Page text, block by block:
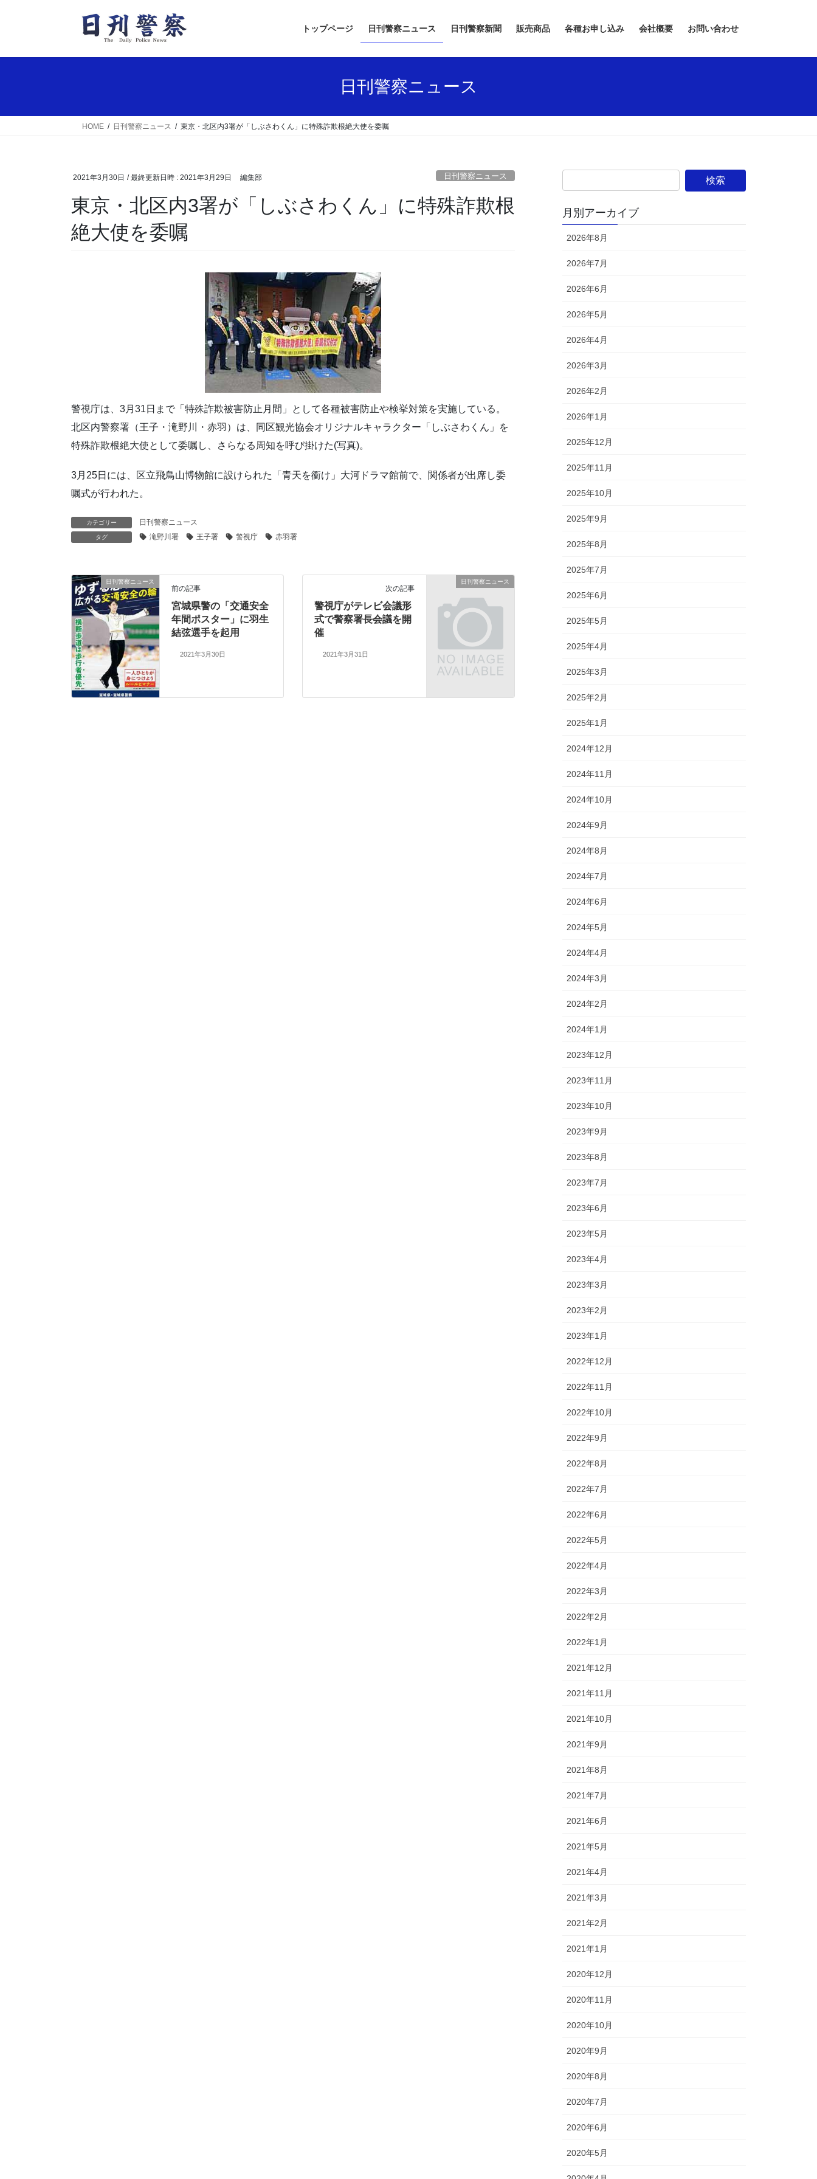
トップページ 日刊警察ニュース 日刊警察新聞 販売商品 各種お申し込み 会社概要 お問い合わせ
日刊警察ニュース
HOME 日刊警察ニュース 東京・北区内3署が「しぶさわくん」に特殊詐欺根絶大使を委嘱
2021年3月30日 / 最終更新日時 : 2021年3月29日 編集部 日刊警察ニュース
東京・北区内3署が「しぶさわくん」に特殊詐欺根
絶大使を委嘱
警視庁は、3月31日まで「特殊詐欺被害防止月間」として各種被害防止や検挙対策を実施している。
北区内警察署（王子・滝野川・赤羽）は、同区観光協会オリジナルキャラクター「しぶさわくん」を
特殊詐欺根絶大使として委嘱し、さらなる周知を呼び掛けた(写真)。
3月25日には、区立飛鳥山博物館に設けられた「青天を衝け」大河ドラマ館前で、関係者が出席し委
嘱式が行われた。
カテゴリー 日刊警察ニュース
タグ 滝野川署 王子署 警視庁 赤羽署
日刊警察ニュース
前の記事
宮城県警の「交通安全
年間ポスター」に羽生
結弦選手を起用
2021年3月30日
日刊警察ニュース
次の記事
警視庁がテレビ会議形
式で警察署長会議を開
催
2021年3月31日
月別アーカイブ
2026年8月
2026年7月
2026年6月
2026年5月
2026年4月
2026年3月
2026年2月
2026年1月
2025年12月
2025年11月
2025年10月
2025年9月
2025年8月
2025年7月
2025年6月
2025年5月
2025年4月
2025年3月
2025年2月
2025年1月
2024年12月
2024年11月
2024年10月
2024年9月
2024年8月
2024年7月
2024年6月
2024年5月
2024年4月
2024年3月
2024年2月
2024年1月
2023年12月
2023年11月
2023年10月
2023年9月
2023年8月
2023年7月
2023年6月
2023年5月
2023年4月
2023年3月
2023年2月
2023年1月
2022年12月
2022年11月
2022年10月
2022年9月
2022年8月
2022年7月
2022年6月
2022年5月
2022年4月
2022年3月
2022年2月
2022年1月
2021年12月
2021年11月
2021年10月
2021年9月
2021年8月
2021年7月
2021年6月
2021年5月
2021年4月
2021年3月
2021年2月
2021年1月
2020年12月
2020年11月
2020年10月
2020年9月
2020年8月
2020年7月
2020年6月
2020年5月